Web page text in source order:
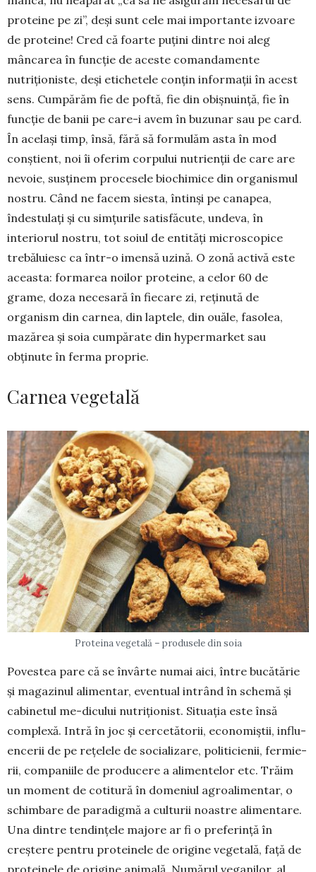
proteine pe zi”, deși sunt cele mai im­portante izvoare
de proteine! Cred că foarte puțini dintre noi aleg
mâncarea în funcție de aceste comandamente
nutriționiste, deși etichetele conțin informații în acest
sens. Cumpărăm fie de poftă, fie din obișnuință, fie în
funcție de banii pe care-i avem în buzunar sau pe card.
În același timp, însă, fără să formulăm asta în mod
conștient, noi îi oferim corpului nutrienții de care are
nevoie, susținem procesele biochimice din organismul
nostru. Când ne facem siesta, întinși pe canapea,
îndestulați și cu simțurile satisfăcute, undeva, în
interiorul nostru, tot soiul de entități microscopice
trebăluiesc ca într-o imensă uzină. O zonă activă este
aceasta: formarea noilor pro­teine, a celor 60 de
grame, doza necesară în fiecare zi, reținută de
organism din carnea, din laptele, din ouăle, fasolea,
mazărea și soia cumpărate din hyper­market sau
obținute în ferma proprie.
Carnea vegetală
Proteina vegetală – produsele din soia
Povestea pare că se învârte numai aici, între bucătărie
și magazinul alimentar, eventual intrând în schemă și
ca­binetul me-dicului nutriționist. Situa­ția este însă
com­plexă. Intră în joc și cercetătorii, eco­no­miș­tii, influ­
en­ce­rii de pe rețe­lele de socializare, po­li­ticienii, fermie­
rii, com­pa­niile de producere a ali­men­­telor etc. Trăim
un mo­ment de cotitură în do­meniul agroalimentar, o
schimbare de paradig­mă a culturii noas­tre alimentare.
Una dintre ten­dințele ma­jore ar fi o preferință în
creștere pen­tru proteinele de origine vegetală, față de